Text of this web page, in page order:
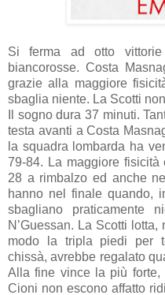
Si ferma ad otto
biancorosse. Costa
grazie alla maggiore
sbaglia niente. La Scotti
Il sogno dura 37 minuti.
testa avanti a Costa
la squadra lombarda ha
79-84. La maggiore fisicità
28 a rimbalzo ed anche
hanno nel finale quando,
sbagliano praticamente
N’Guessan. La Scotti
modo la tripla piedi per
chissà, avrebbe regalato
Alla fine vince la più
Cioni non escono affatto